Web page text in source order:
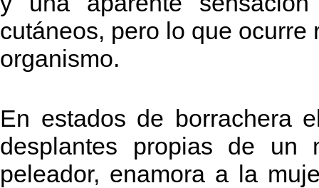
cutáneos, pero lo que
organismo.
En estados de borrachera
desplantes propias de un
peleador, enamora a la